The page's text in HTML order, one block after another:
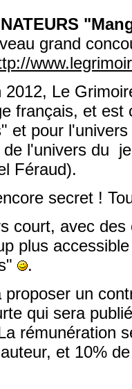
grand
Le
français, et est
et pour
l'univers du
Féraud).
secret !
court, avec
plus
.
un
qui sera
rémunération
et 10%